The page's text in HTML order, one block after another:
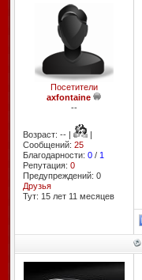
Посетители
axfontaine
--
Возраст: -- |
|
Сообщений: 25
Благодарности: 0/ 1
Репутация: 0
Предупреждений: 0
Друзья
Тут: 15 лет 11 месяцев